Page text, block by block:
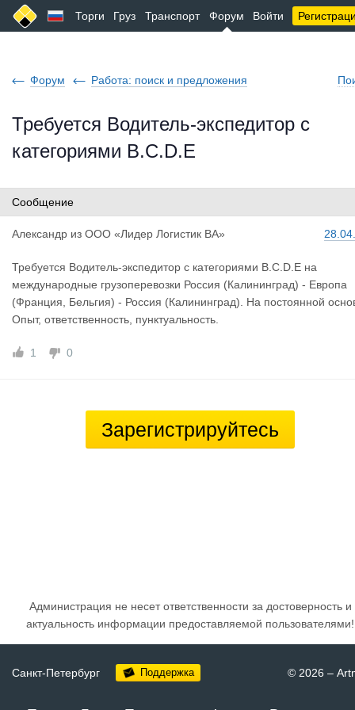
Торги Груз Транспорт Форум Войти
Форум Работа: поиск и предложения
Требуется Водитель-экспедитор с
категориями B.C.D.E
Сообщение
Александр из ООО «Лидер Логистик ВА»
Требуется Водитель-экспедитор с категориями B.C.D.E на
международные грузоперевозки Россия (Калининград) - Европа
(Франция, Бельгия) - Россия (Калининград). На постоянной
Опыт, ответственность, пунктуальность.
1 0
Зарегистрируйтесь
Администрация не несет ответственности за достоверность и
актуальность информации предоставляемой пользователями!
Санкт-Петербург Поддержка © 2026 –